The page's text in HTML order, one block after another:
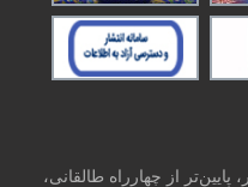
از چهارراه طالقانی،